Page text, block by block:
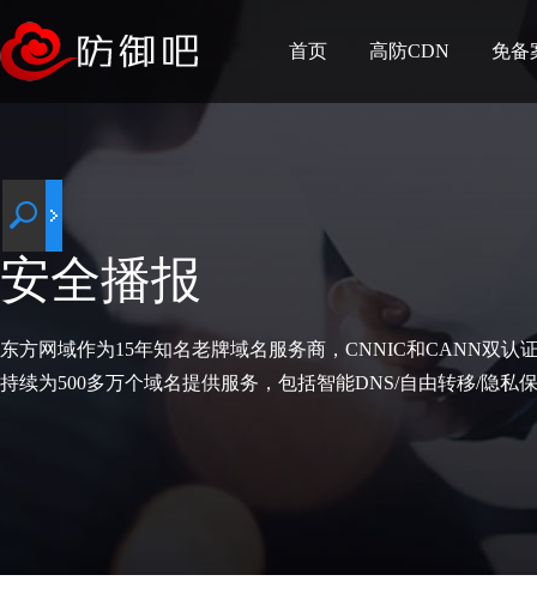
首页 高防CDN 免备
安全播报
东方网域作为15年知名老牌域名服务商，CNNIC和CANN双认
持续为500多万个域名提供服务，包括智能DNS/自由转移/隐私